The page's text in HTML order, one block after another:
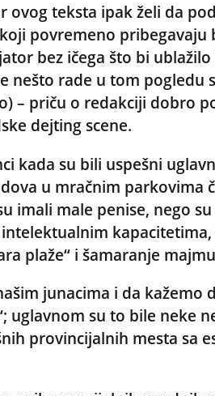
teksta ipak želi da
povremeno pribegavaju
bez ičega što bi
nešto rade u tom pogledu
– priču o redakciji dobro
dejting scene.
kada su bili uspešni
u mračnim
imali male penise, nego
plaže“ i šamaranje
junacima i da kažemo
uglavnom su to bile neke
provincijalnih mesta sa